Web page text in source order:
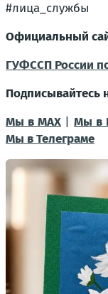
#лица_службы
Официальный
ГУФССП России
Подписывайтесь
Мы в MAX|Мы в
Мы в Телеграме